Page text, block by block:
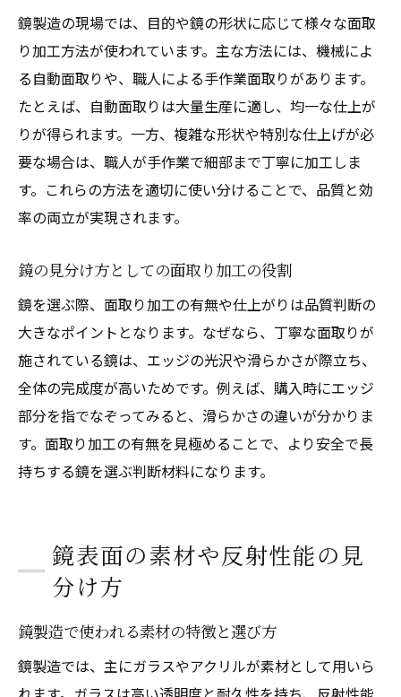
鏡製造の現場では、目的や鏡の形状に応じて様々な面取
り加工方法が使われています。主な方法には、機械によ
る自動面取りや、職人による手作業面取りがあります。
たとえば、自動面取りは大量生産に適し、均一な仕上が
りが得られます。一方、複雑な形状や特別な仕上げが必
要な場合は、職人が手作業で細部まで丁寧に加工しま
す。これらの方法を適切に使い分けることで、品質と効
率の両立が実現されます。
鏡の見分け方としての面取り加工の役割
鏡を選ぶ際、面取り加工の有無や仕上がりは品質判断の
大きなポイントとなります。なぜなら、丁寧な面取りが
施されている鏡は、エッジの光沢や滑らかさが際立ち、
全体の完成度が高いためです。例えば、購入時にエッジ
部分を指でなぞってみると、滑らかさの違いが分かりま
す。面取り加工の有無を見極めることで、より安全で長
持ちする鏡を選ぶ判断材料になります。
鏡表面の素材や反射性能の見
分け方
鏡製造で使われる素材の特徴と選び方
鏡製造では、主にガラスやアクリルが素材として用いら